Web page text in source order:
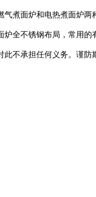
煮面炉和电热煮面炉
全不锈钢布局，常用
不承担任何义务。谨防